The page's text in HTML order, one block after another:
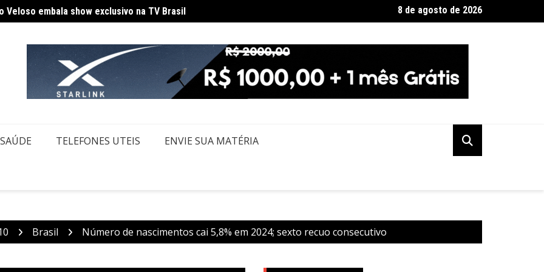
ônibus em SP após desentendimento no trânsito Saiba quando será o recesso de fim de ano para servidores públicos
8 de agosto de 2026
SAÚDE TELEFONES UTEIS ENVIE SUA MATÉRIA
Brasil Número de nascimentos cai 5,8% em 2024; sexto recuo consecutivo